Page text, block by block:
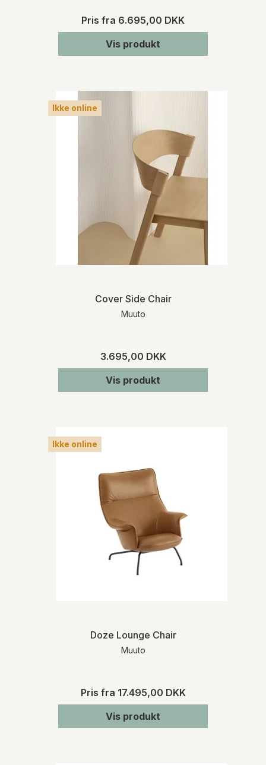
Pris fra 6.695,00 DKK
Vis produkt
Ikke online
Cover Side Chair
Muuto
3.695,00 DKK
Vis produkt
Ikke online
Doze Lounge Chair
Muuto
Pris fra 17.495,00 DKK
Vis produkt